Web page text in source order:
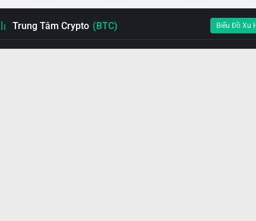
Trung Tâm Crypto (BTC) Biểu Đồ Xu